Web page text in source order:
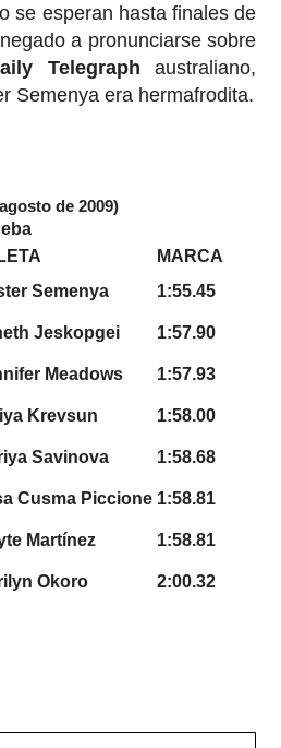
se esperan hasta finales de
a pronunciarse sobre
Telegraph australiano,
Semenya era hermafrodita.
de 2009)
MARCA
Semenya 1:55.45
Jeskopgei 1:57.90
Meadows 1:57.93
Krevsun 1:58.00
Savinova 1:58.68
Cusma Piccione 1:58.81
Martínez 1:58.81
Okoro 2:00.32